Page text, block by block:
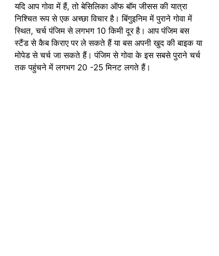
यदि आप गोवा में हैं, तो बेसिलिका ऑफ बॉम जीसस की यात्रा
निश्चित रूप से एक अच्छा विचार है। बिंगुइनिम में पुराने गोवा में
स्थित, चर्च पंजिम से लगभग 10 किमी दूर है। आप पंजिम बस
स्टैंड से कैब किराए पर ले सकते हैं या बस अपनी खुद की बाइक या
मोपेड से चर्च जा सकते हैं। पंजिम से गोवा के इस सबसे पुराने चर्च
तक पहुंचने में लगभग 20 -25 मिनट लगते हैं।